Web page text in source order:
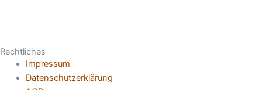
Rechtliches
Impressum
Datenschutzerklärung